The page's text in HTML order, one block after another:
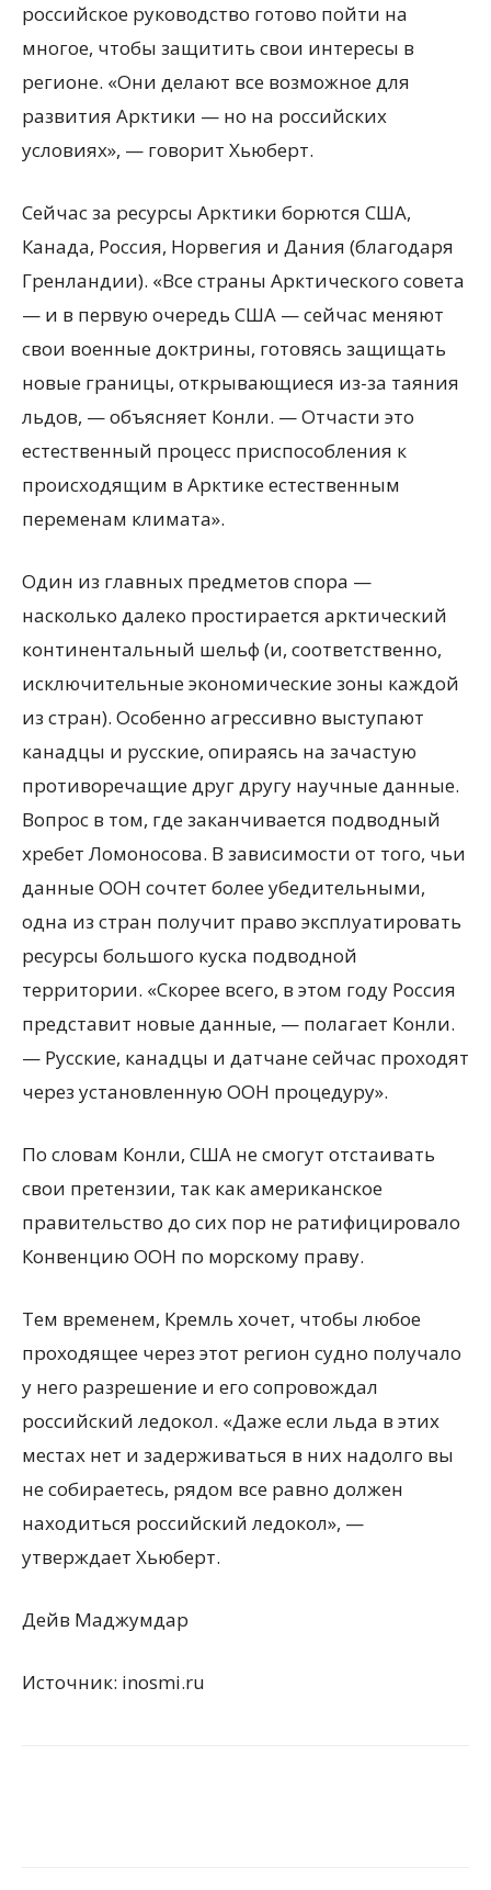
российское руководство готово пойти на
многое, чтобы защитить свои интересы в
регионе. «Они делают все возможное для
развития Арктики — но на российских
условиях», — говорит Хьюберт.
Сейчас за ресурсы Арктики борются США,
Канада, Россия, Норвегия и Дания (благодаря
Гренландии). «Все страны Арктического совета
— и в первую очередь США — сейчас меняют
свои военные доктрины, готовясь защищать
новые границы, открывающиеся из-за таяния
льдов, — объясняет Конли. — Отчасти это
естественный процесс приспособления к
происходящим в Арктике естественным
переменам климата».
Один из главных предметов спора —
насколько далеко простирается арктический
континентальный шельф (и, соответственно,
исключительные экономические зоны каждой
из стран). Особенно агрессивно выступают
канадцы и русские, опираясь на зачастую
противоречащие друг другу научные данные.
Вопрос в том, где заканчивается подводный
хребет Ломоносова. В зависимости от того, чьи
данные ООН сочтет более убедительными,
одна из стран получит право эксплуатировать
ресурсы большого куска подводной
территории. «Скорее всего, в этом году Россия
представит новые данные, — полагает Конли.
— Русские, канадцы и датчане сейчас проходят
через установленную ООН процедуру».
По словам Конли, США не смогут отстаивать
свои претензии, так как американское
правительство до сих пор не ратифицировало
Конвенцию ООН по морскому праву.
Тем временем, Кремль хочет, чтобы любое
проходящее через этот регион судно получало
у него разрешение и его сопровождал
российский ледокол. «Даже если льда в этих
местах нет и задерживаться в них надолго вы
не собираетесь, рядом все равно должен
находиться российский ледокол», —
утверждает Хьюберт.
Дейв Маджумдар
Источник: inosmi.ru